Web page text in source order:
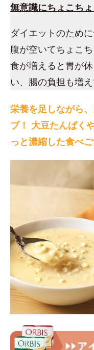
無意識にちょこち
ダイエットのため
腹が空いてちょこ
食が増えると胃が
い、腸の負担も増
栄養を足しながら
ブ！ 大豆たんぱく
っと濃縮した食べ